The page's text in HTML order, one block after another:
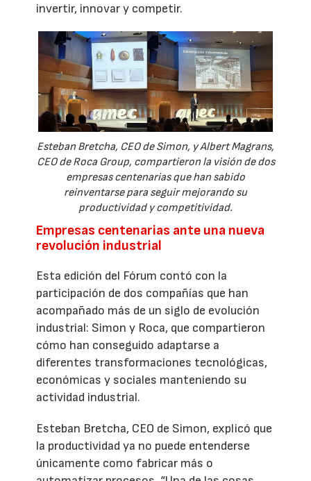
invertir, innovar y competir.
Esteban Bretcha, CEO de Simon, y Albert Magrans,
CEO de Roca Group, compartieron la visión de dos
empresas centenarias que han sabido
reinventarse para seguir mejorando su
productividad y competitividad.
Empresas centenarias ante una nueva
revolución industrial
Esta edición del Fórum contó con la
participación de dos compañías que han
acompañado más de un siglo de evolución
industrial: Simon y Roca, que compartieron
cómo han conseguido adaptarse a
diferentes transformaciones tecnológicas,
económicas y sociales manteniendo su
actividad industrial.
Esteban Bretcha, CEO de Simon, explicó que
la productividad ya no puede entenderse
únicamente como fabricar más o